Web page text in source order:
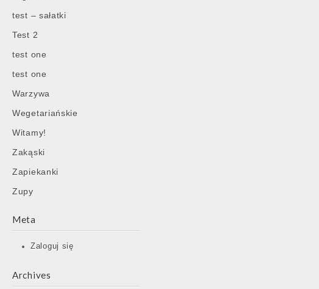
test – sałatki
Test 2
test one
test one
Warzywa
Wegetariańskie
Witamy!
Zakąski
Zapiekanki
Zupy
Meta
Zaloguj się
Archives